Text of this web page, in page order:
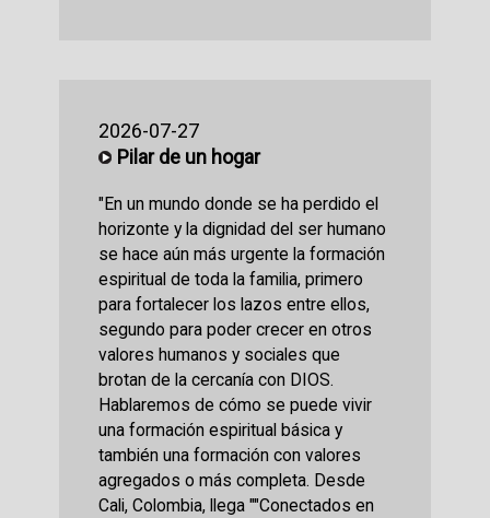
2026-07-27
Pilar de un hogar
"En un mundo donde se ha perdido el
horizonte y la dignidad del ser humano
se hace aún más urgente la formación
espiritual de toda la familia, primero
para fortalecer los lazos entre ellos,
segundo para poder crecer en otros
valores humanos y sociales que
brotan de la cercanía con DIOS.
Hablaremos de cómo se puede vivir
una formación espiritual básica y
también una formación con valores
agregados o más completa. Desde
Cali, Colombia, llega ""Conectados en